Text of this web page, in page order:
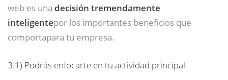
web es una decisión tremendamente
inteligentepor los importantes beneficios que
comportapara tu empresa.
3.1) Podrás enfocarte en tu actividad principal